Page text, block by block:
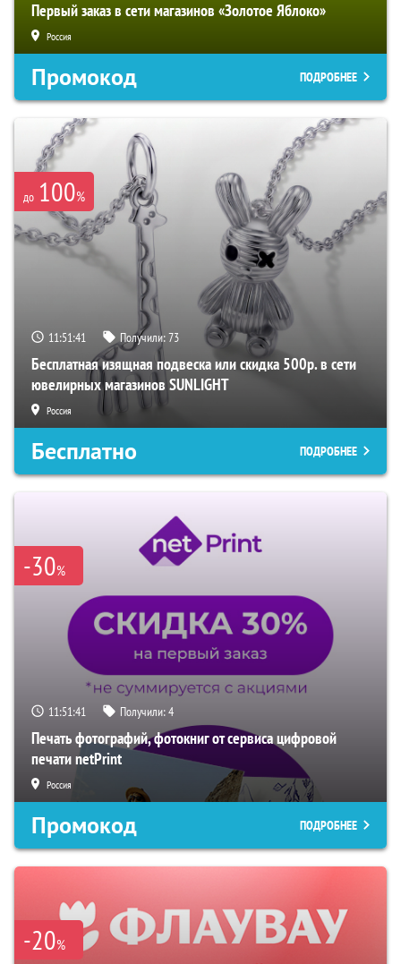
Первый заказ в сети магазинов «Золотое Яблоко»
Россия
Промокод ПОДРОБНЕЕ
до 100%
11:51:40 Получили:73
Бесплатная изящная подвеска или скидка 500р. в сети
ювелирных магазинов SUNLIGHT
Россия
Бесплатно ПОДРОБНЕЕ
-30%
11:51:40 Получили:4
Печать фотографий, фотокниг от сервиса цифровой
печати netPrint
Россия
Промокод ПОДРОБНЕЕ
-20%